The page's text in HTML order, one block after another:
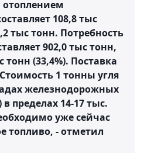
108,8 тыс
тыс тонн. Потребность
902,0 тыс тонн,
тонн (33,4%). Поставка
1 тонны угля
железнодорожных
пределах 14-17 тыс.
уже сейчас
топливо, - отметил